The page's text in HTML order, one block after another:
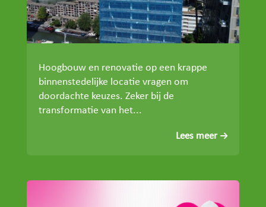
Hoogbouw en renovatie op een krappe
binnenstedelijke locatie vragen om
doordachte keuzes. Zeker bij de
transformatie van het...
Lees meer